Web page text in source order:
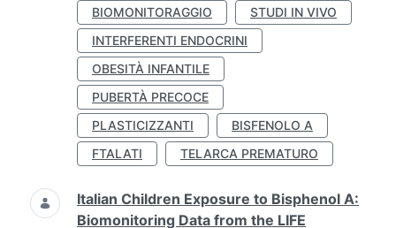
BIOMONITORAGGIO
STUDI IN VIVO
INTERFERENTI ENDOCRINI
OBESITÀ INFANTILE
PUBERTÀ PRECOCE
PLASTICIZZANTI
BISFENOLO A
FTALATI
TELARCA PREMATURO
Italian Children Exposure to Bisphenol A:
Biomonitoring Data from the LIFE